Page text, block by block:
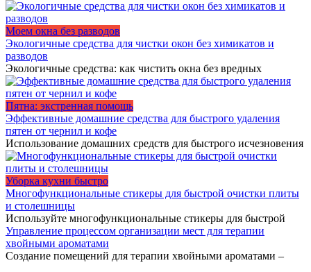
Моем окна без разводов
Экологичные средства для чистки окон без химикатов и
разводов
Экологичные средства: как чистить окна без вредных
Пятна: экстренная помощь
Эффективные домашние средства для быстрого удаления
пятен от чернил и кофе
Использование домашних средств для быстрого исчезновения
Уборка кухни быстро
Многофункциональные стикеры для быстрой очистки плиты
и столешницы
Используйте многофункциональные стикеры для быстрой
Управление процессом организации мест для терапии
хвойными ароматами
Создание помещений для терапии хвойными ароматами –